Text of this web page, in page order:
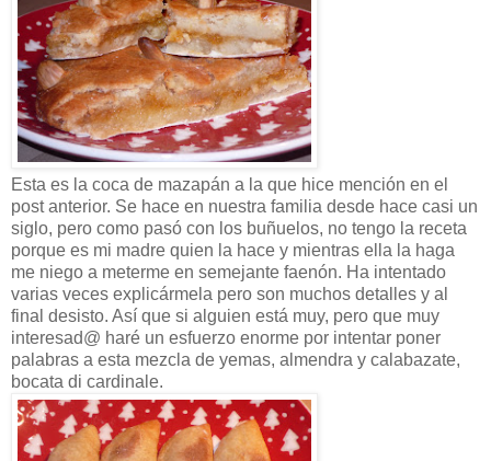
Esta es la coca de mazapán a la que hice mención en el
post anterior. Se hace en nuestra familia desde hace casi un
siglo, pero como pasó con los buñuelos, no tengo la receta
porque es mi madre quien la hace y mientras ella la haga
me niego a meterme en semejante faenón. Ha intentado
varias veces explicármela pero son muchos detalles y al
final desisto. Así que si alguien está muy, pero que muy
interesad@ haré un esfuerzo enorme por intentar poner
palabras a esta mezcla de yemas, almendra y calabazate,
bocata di cardinale.